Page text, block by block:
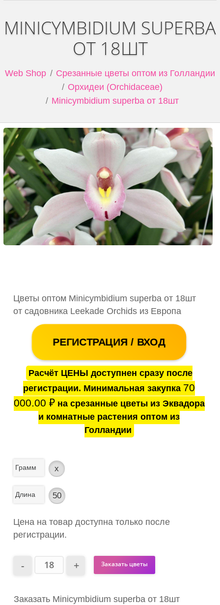
MINICYMBIDIUM SUPERBA
ОТ 18ШТ
Web Shop
Срезанные цветы оптом из Голландии
Орхидеи (Orchidaceae)
Minicymbidium superba от 18шт
Цветы оптом Minicymbidium superba от 18шт
от садовника Leekade Orchids из Европа
РЕГИСТРАЦИЯ / ВХОД
Расчёт ЦЕНЫ доступнен сразу после
регистрации. Минимальная закупка 70
000.00 ₽на срезанные цветы из Эквадора
и комнатные растения оптом из
Голландии
Грамм x
Длина 50
Цена на товар доступна только после
регистрации.
Заказать цветы
Заказать Minicymbidium superba от 18шт